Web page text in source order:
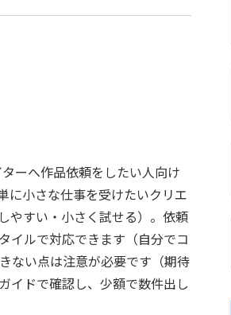
ーへ作品依頼をしたい人向け
に小さな仕事を受けたいクリエ
やすい・小さく試せる）。依頼
イルで対応できます（自分でコ
ない点は注意が必要です（期待
イドで確認し、少額で数件出し